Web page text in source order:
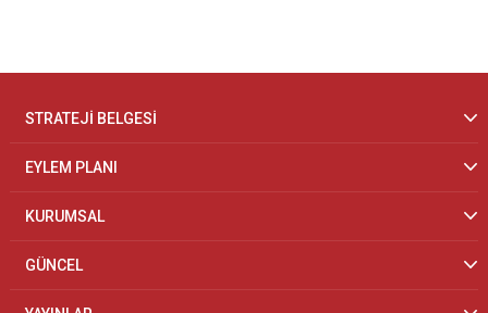
STRATEJİ BELGESİ
EYLEM PLANI
KURUMSAL
GÜNCEL